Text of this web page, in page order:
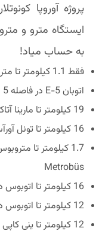
پروژه آوروپا
ایستگاه مترو و
به حساب میاد!
فقط 1.1 کیلومتر تا مترو ایستگاه مجیدیه کوی
اتوبان E-5 در فاصله 5 دقیقه ایی پروژه اس
19 کیلومتر تا مارینا آتاکوی Ataköy Marina
16 کیلومتر تا تونل آورآسیا Avrasya Tüneli
Metrobüs
16 کیلومتر تا اتوبوس دریایی باکیرکوی Bakırköy İDO
12 کیلومتر تا اتوبوس دریایی ینی کاپی İDO Yenikapı
12 کیلومتر تا ینی کاپی